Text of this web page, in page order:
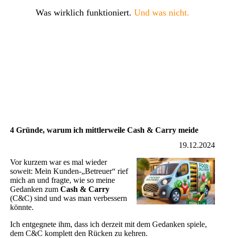
Was wirklich funktioniert. Und was nicht.
4 Gründe, warum ich mittlerweile Cash & Carry meide
19.12.2024
Vor kurzem war es mal wieder
soweit: Mein Kunden-„Betreuer“ rief
mich an und fragte, wie so meine
Gedanken zum Cash & Carry
(C&C) sind und was man verbessern
könnte.
Ich entgegnete ihm, dass ich derzeit mit dem Gedanken spiele,
dem C&C komplett den Rücken zu kehren.